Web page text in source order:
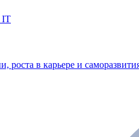
IT
роста в карьере и